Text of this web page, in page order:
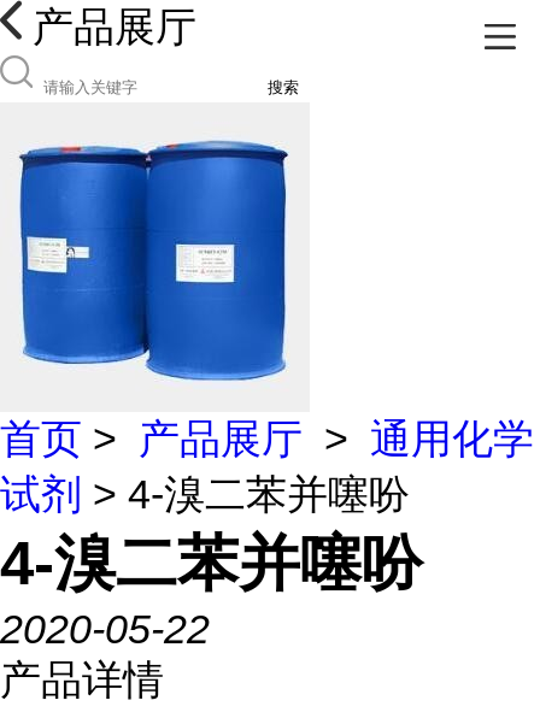
产品展厅
搜索
首页 > 产品展厅 > 通用化学
试剂 > 4-溴二苯并噻吩
4-溴二苯并噻吩
2020-05-22
产品详情